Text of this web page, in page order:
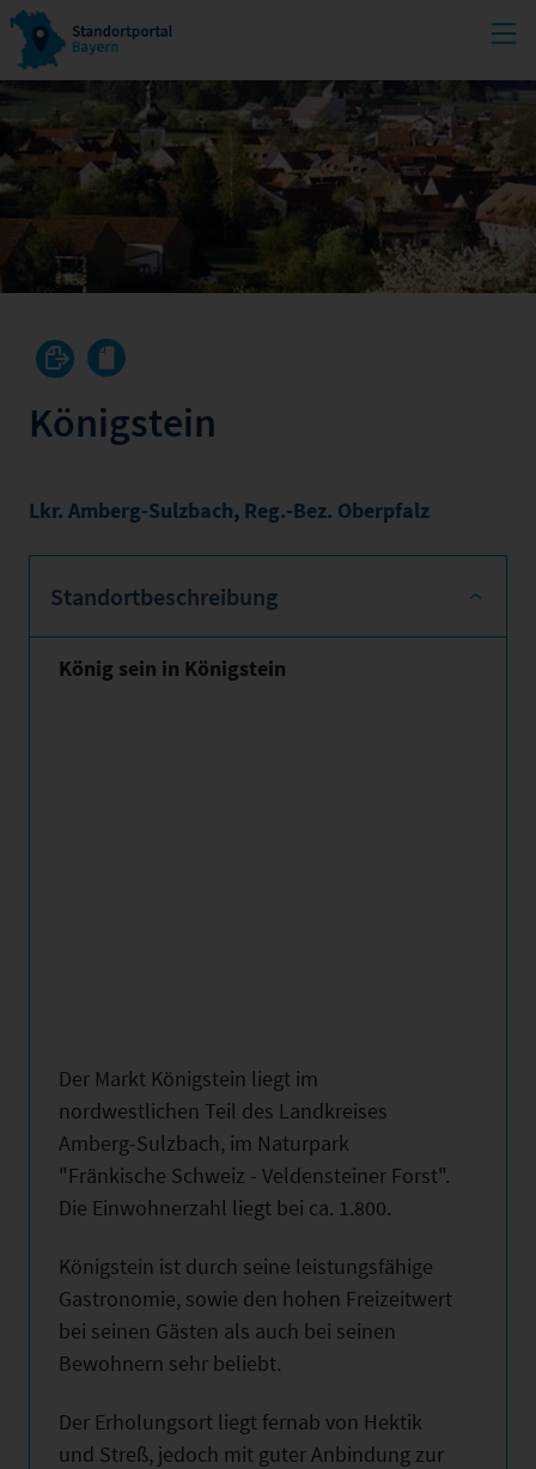
Königstein
Lkr. Amberg-Sulzbach, Reg.-Bez. Oberpfalz
Standortbeschreibung
König sein in Königstein
Der Markt Königstein liegt im
nordwestlichen Teil des Landkreises
Amberg-Sulzbach, im Naturpark
"Fränkische Schweiz - Veldensteiner Forst".
Die Einwohnerzahl liegt bei ca. 1.800.
Königstein ist durch seine leistungsfähige
Gastronomie, sowie den hohen Freizeitwert
bei seinen Gästen als auch bei seinen
Bewohnern sehr beliebt.
Der Erholungsort liegt fernab von Hektik
und Streß, jedoch mit guter Anbindung zur